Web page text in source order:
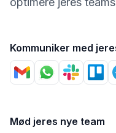
Kommuniker med
Mød jeres nye team